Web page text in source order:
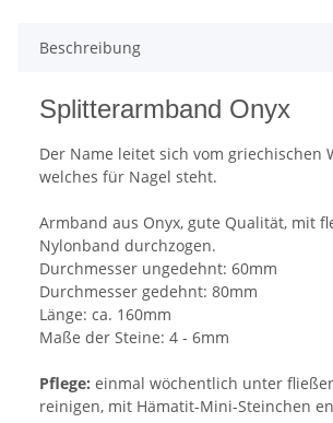
Beschreibung
Splitterarmband Onyx
Der Name leitet sich vom griechischen
welches für Nagel steht.
Armband aus Onyx, gute Qualität, mit
Nylonband durchzogen.
Durchmesser ungedehnt: 60mm
Durchmesser gedehnt: 80mm
Länge: ca. 160mm
Maße der Steine: 4 - 6mm
Pflege: einmal wöchentlich unter
reinigen, mit Hämatit-Mini-Steinchen